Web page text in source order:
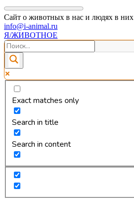
Сайт о животных в нас и людях в них
info@i-animal.ru
Я/ЖИВОТНОЕ
Exact matches only
Search in title
Search in content